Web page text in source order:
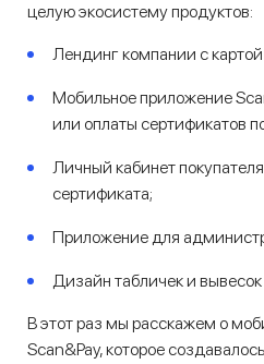
целую экосистему продуктов:
Лендинг компании с
Мобильное приложение
или оплаты сертификатов
Личный кабинет
сертификата;
Приложение для
Дизайн табличек и
В этот раз мы расскажем о
Scan&Pay, которое